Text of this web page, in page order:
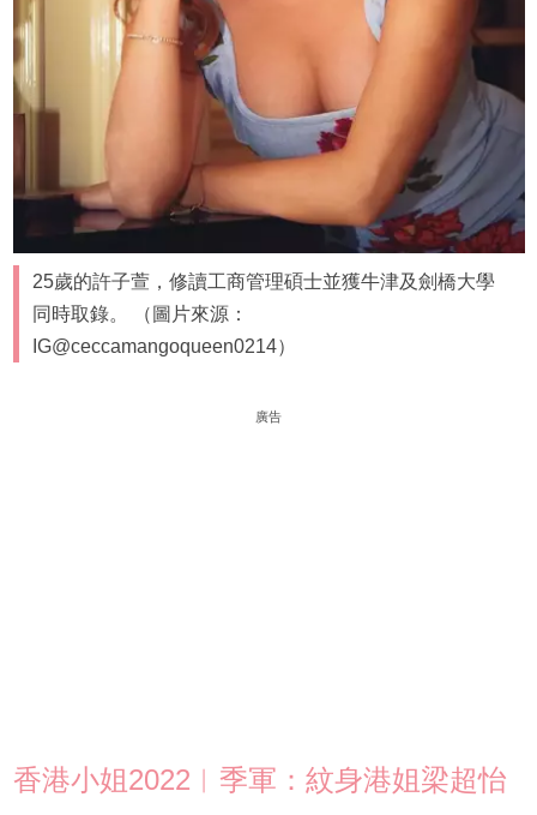
25歲的許子萱，修讀工商管理碩士並獲牛津及劍橋大學
同時取錄。 （圖片來源：
IG@ceccamangoqueen0214）
廣告
香港小姐2022︱季軍：紋身港姐梁超怡